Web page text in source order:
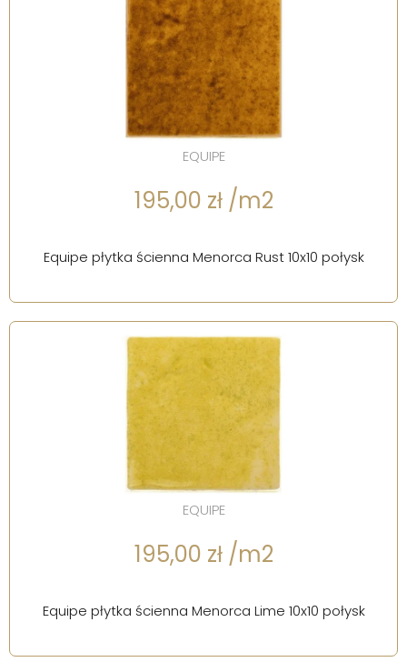
EQUIPE
195,00 zł /m2
Equipe płytka ścienna Menorca Rust 10x10 połysk
EQUIPE
195,00 zł /m2
Equipe płytka ścienna Menorca Lime 10x10 połysk